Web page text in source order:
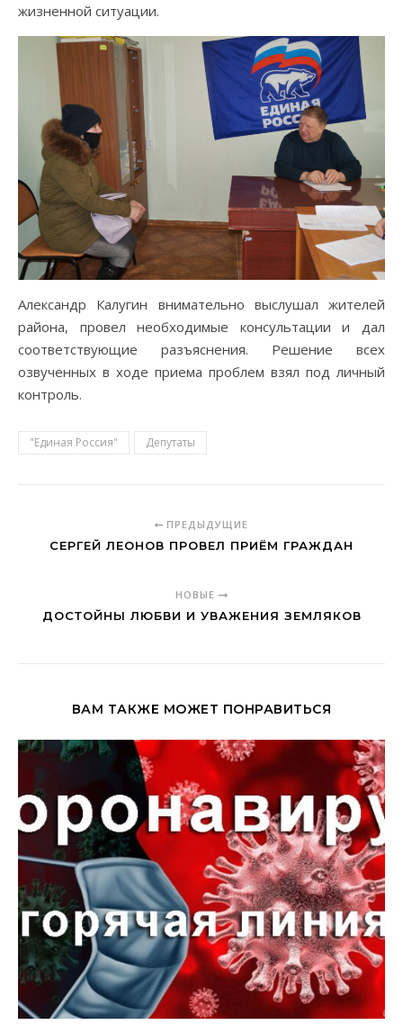
жизненной ситуации.
Александр Калугин внимательно выслушал жителей
района, провел необходимые консультации и дал
соответствующие разъяснения. Решение всех
озвученных в ходе приема проблем взял под личный
контроль.
"Единая Россия" Депутаты
ПРЕДЫДУЩИЕ
СЕРГЕЙ ЛЕОНОВ ПРОВЕЛ ПРИЁМ ГРАЖДАН
НОВЫЕ
ДОСТОЙНЫ ЛЮБВИ И УВАЖЕНИЯ ЗЕМЛЯКОВ
ВАМ ТАКЖЕ МОЖЕТ ПОНРАВИТЬСЯ